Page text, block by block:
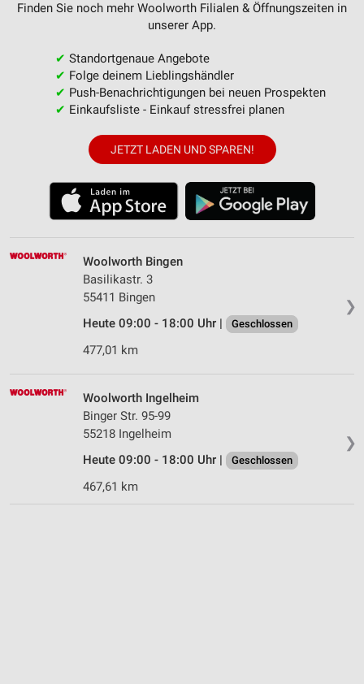
Finden Sie noch mehr Woolworth Filialen & Öffnungszeiten in
unserer App.
✔ Standortgenaue Angebote
✔ Folge deinem Lieblingshändler
✔ Push-Benachrichtigungen bei neuen Prospekten
✔ Einkaufsliste - Einkauf stressfrei planen
JETZT LADEN UND SPAREN!
❯
Woolworth Bingen
Basilikastr. 3
55411 Bingen
Heute 09:00 - 18:00 Uhr |
Geschlossen
477,01 km
❯
Woolworth Ingelheim
Binger Str. 95-99
55218 Ingelheim
Heute 09:00 - 18:00 Uhr |
Geschlossen
467,61 km